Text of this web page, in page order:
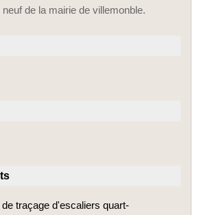
de la mairie de villemonble.
traçage d'escaliers quart-